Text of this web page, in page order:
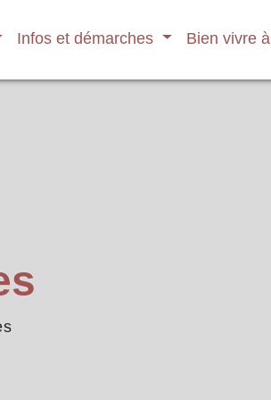
Infos et démarches Bien vivre